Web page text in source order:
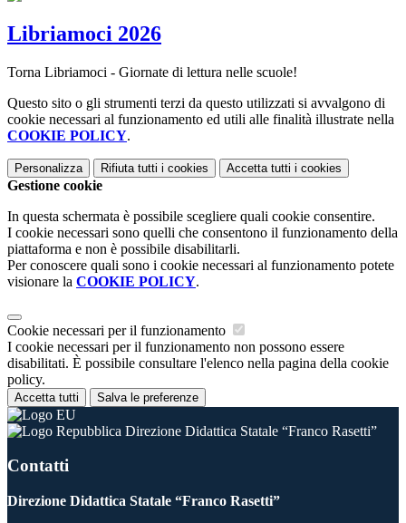
Libriamoci 2026
Torna Libriamoci - Giornate di lettura nelle scuole!
Questo sito o gli strumenti terzi da questo utilizzati si avvalgono di
cookie necessari al funzionamento ed utili alle finalità illustrate nella
COOKIE POLICY.
Personalizza Rifiuta tutti i cookies Accetta tutti i cookies
Gestione cookie
In questa schermata è possibile scegliere quali cookie consentire.
I cookie necessari sono quelli che consentono il funzionamento della
piattaforma e non è possibile disabilitarli.
Per conoscere quali sono i cookie necessari al funzionamento potete
visionare la COOKIE POLICY.
Cookie necessari per il funzionamento
I cookie necessari per il funzionamento non possono essere
disabilitati. È possibile consultare l'elenco nella pagina della cookie
policy.
Accetta tutti Salva le preferenze
Direzione Didattica Statale “Franco Rasetti”
Contatti
Direzione Didattica Statale “Franco Rasetti”